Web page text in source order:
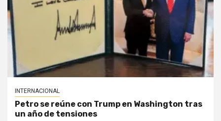
INTERNACIONAL
Petro se reúne con Trump en Washington tras
un año de tensiones